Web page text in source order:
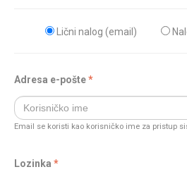
Lični nalog (email)
Adresa e-pošte
Email se koristi kao korisničko ime za pristup
Lozinka